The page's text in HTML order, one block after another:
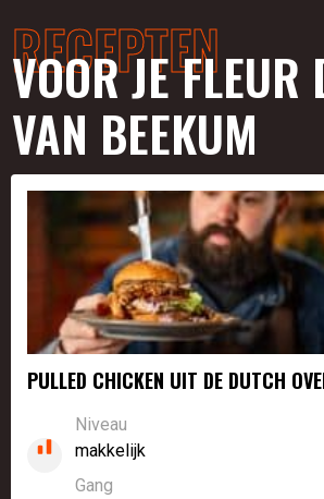
RECEPTEN
VOOR JE FLEUR
VAN BEEKUM
PULLED CHICKEN UIT DE DUTCH
Niveau
makkelijk
Gang